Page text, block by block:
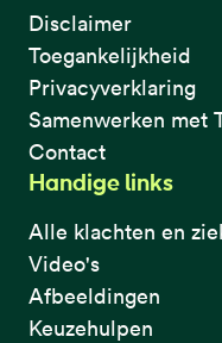
Disclaimer
Toegankelijkheid
Privacyverklaring
Samenwerken met
Contact
Handige links
Alle klachten en
Video's
Afbeeldingen
Keuzehulpen